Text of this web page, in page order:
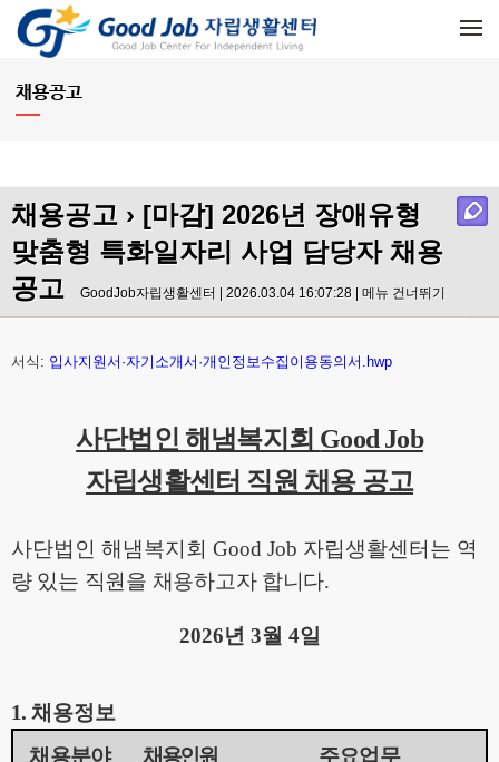
메뉴 건너뛰기
채용공고
채용공고 › [마감] 2026년 장애유형
맞춤형 특화일자리 사업 담당자 채용
공고
GoodJob자립생활센터 | 2026.03.04 16:07:28 | 메뉴 건너뛰기
서식: 입사지원서·자기소개서·개인정보수집이용동의서.hwp
사단법인 해냄복지회 Good Job
자립생활센터 직원 채용 공고
사단법인 해냄복지회 Good Job 자립생활센터는 역
량 있는 직원을 채용하고자 합니다.
2026년 3월 4일
1. 채용정보
채용분야
채용인원 주요업무